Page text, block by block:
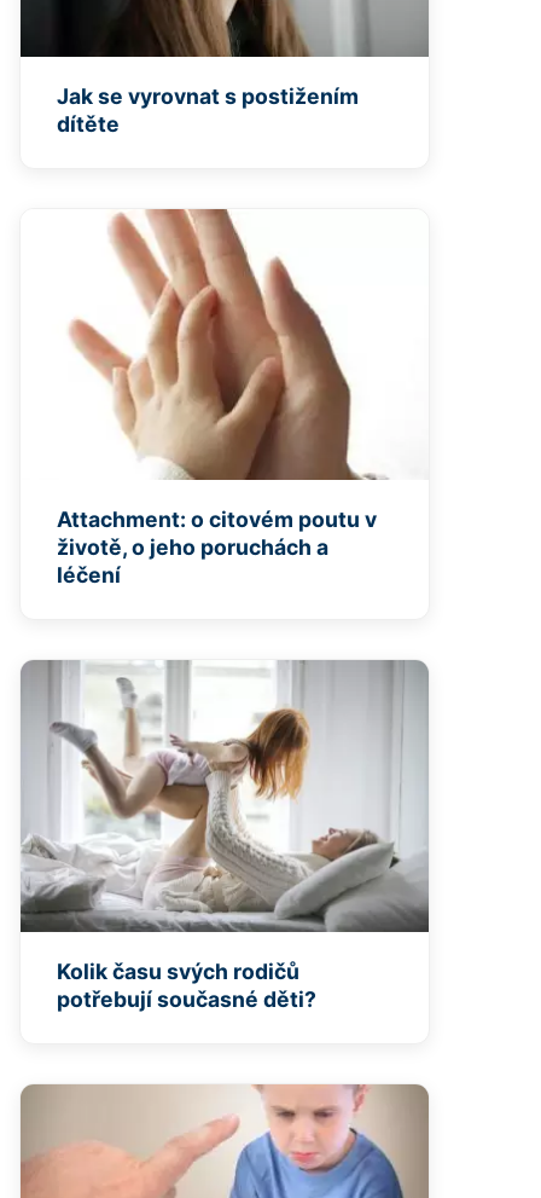
Jak se vyrovnat s postižením
dítěte
Attachment: o citovém poutu v
životě, o jeho poruchách a
léčení
Kolik času svých rodičů
potřebují současné děti?